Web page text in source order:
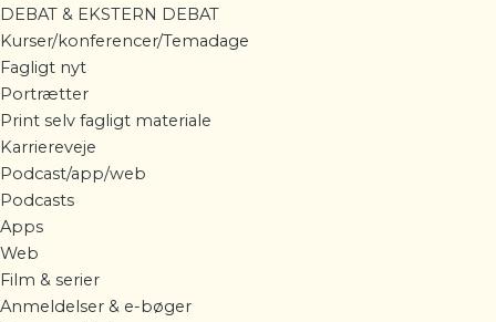
DEBAT & EKSTERN DEBAT
Kurser/konferencer/Temadage
Fagligt nyt
Portrætter
Print selv fagligt materiale
Karriereveje
Podcast/app/web
Podcasts
Apps
Web
Film & serier
Anmeldelser & e-bøger